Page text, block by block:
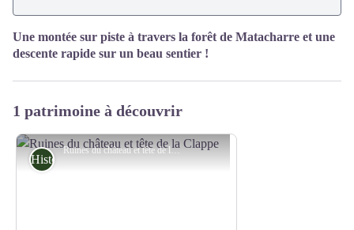
Une montée sur piste à travers la forêt de Matacharre et une
descente rapide sur un beau sentier !
1 patrimoine à découvrir
Ruines du château et tête de la Clappe - Damien Desbenoit - CCBD
Histoire